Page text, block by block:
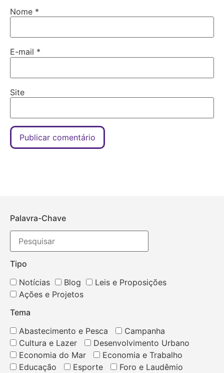
Nome *
E-mail *
Site
Palavra-Chave
Tipo
Notícias
Blog
Leis e Proposições
Ações e Projetos
Tema
Abastecimento e Pesca
Campanha
Cultura e Lazer
Desenvolvimento Urbano
Economia do Mar
Economia e Trabalho
Educação
Esporte
Foro e Laudêmio